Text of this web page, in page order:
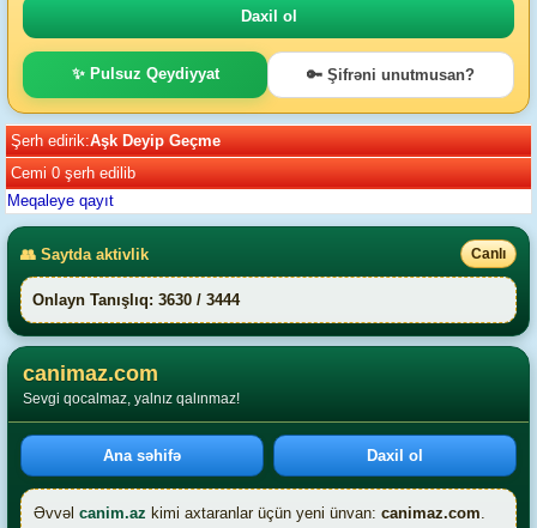
✨ Pulsuz Qeydiyyat 🔑 Şifrəni unutmusan?
Şerh edirik:Aşk Deyip Geçme
Cemi 0 şerh edilib
Meqaleye qayıt
👥 Saytda aktivlik Canlı
Onlayn Tanışlıq: 3630 / 3444
canimaz.com
Sevgi qocalmaz, yalnız qalınmaz!
Ana səhifə Daxil ol
Əvvəl canim.az kimi axtaranlar üçün yeni ünvan: canimaz.com.